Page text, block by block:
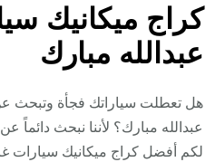
كراج ميكانيك
عبدالله مبارك
هل تعطلت سياراتك فجأة وتبحث
عبدالله مبارك؟ لأننا نبحث دائماً
لكم أفضل كراج ميكانيك سيارات